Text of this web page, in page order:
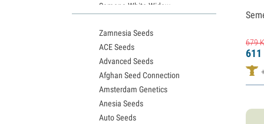
679
611
Semena White Widow
Semena Granddaddy Purple
Semena OG Kush
Semena Blue Dream
Semena Lemon Haze
Semena Bruce Banner
Semena Gelato
Semena Sour Diesel
Zamnesia Seeds
ACE Seeds
Advanced Seeds
Afghan Seed Connection
Amsterdam Genetics
Anesia Seeds
Auto Seeds